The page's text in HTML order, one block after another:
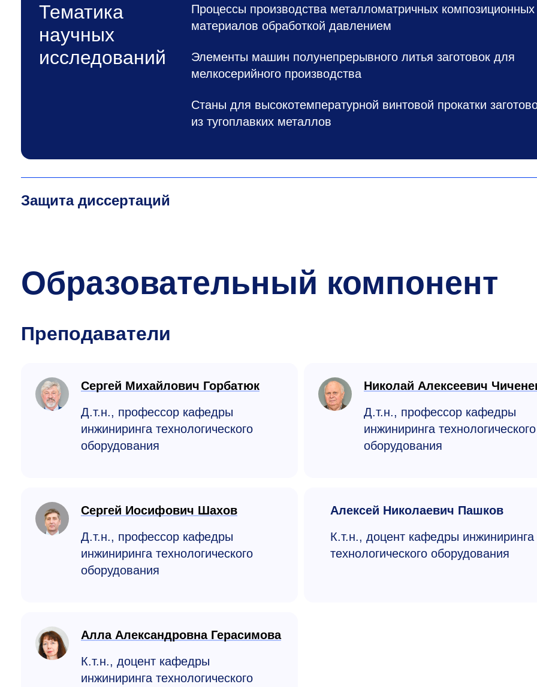
Тематика
научных
исследований
Процессы производства металломатричных композиционных
материалов обработкой давлением
Элементы машин полунепрерывного литья заготовок для
мелкосерийного производства
Станы для высокотемпературной винтовой прокатки
из тугоплавких металлов
Защита диссертаций
Образовательный компонент
Преподаватели
Сергей Михайлович Горбатюк
Д.т.н., профессор кафедры
инжиниринга технологического
оборудования
Николай Алексеевич
Д.т.н., профессор кафедры
инжиниринга технологичес­кого
оборудования
Сергей Иосифович Шахов
Д.т.н., профессор кафедры
инжиниринга технологичес­кого
оборудования
Алексей Николаевич Пашков
К.т.н., доцент кафедры инжиниринга
технологичес­кого оборудования
Алла Александровна Герасимова
К.т.н., доцент кафедры
инжиниринга технологического